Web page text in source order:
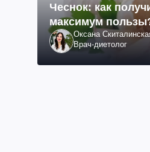
Чеснок: как
максимум
Оксана
Врач-диетолог